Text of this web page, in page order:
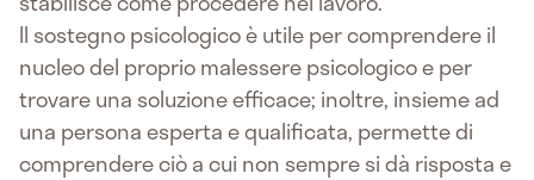
Il sostegno psicologico è utile per comprendere il
nucleo del proprio malessere psicologico e per
trovare una soluzione efficace; inoltre, insieme ad
una persona esperta e qualificata, permette di
comprendere ciò a cui non sempre si dà risposta e